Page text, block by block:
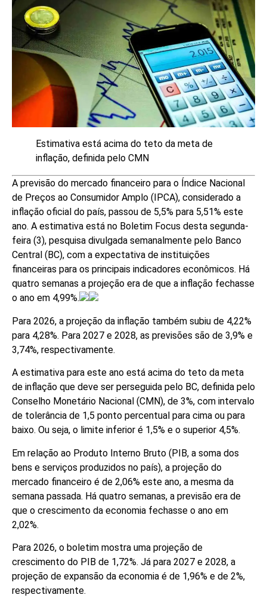
Estimativa está acima do teto da meta de
inflação, definida pelo CMN
A previsão do mercado financeiro para o Índice Nacional
de Preços ao Consumidor Amplo (IPCA), considerado a
inflação oficial do país, passou de 5,5% para 5,51% este
ano. A estimativa está no Boletim Focus desta segunda-
feira (3), pesquisa divulgada semanalmente pelo Banco
Central (BC), com a expectativa de instituições
financeiras para os principais indicadores econômicos. Há
quatro semanas a projeção era de que a inflação fechasse
o ano em 4,99%.
Para 2026, a projeção da inflação também subiu de 4,22%
para 4,28%. Para 2027 e 2028, as previsões são de 3,9% e
3,74%, respectivamente.
A estimativa para este ano está acima do teto da meta
de inflação que deve ser perseguida pelo BC, definida pelo
Conselho Monetário Nacional (CMN), de 3%, com intervalo
de tolerância de 1,5 ponto percentual para cima ou para
baixo. Ou seja, o limite inferior é 1,5% e o superior 4,5%.
Em relação ao Produto Interno Bruto (PIB, a soma dos
bens e serviços produzidos no país), a projeção do
mercado financeiro é de 2,06% este ano, a mesma da
semana passada. Há quatro semanas, a previsão era de
que o crescimento da economia fechasse o ano em
2,02%.
Para 2026, o boletim mostra uma projeção de
crescimento do PIB de 1,72%. Já para 2027 e 2028, a
projeção de expansão da economia é de 1,96% e de 2%,
respectivamente.